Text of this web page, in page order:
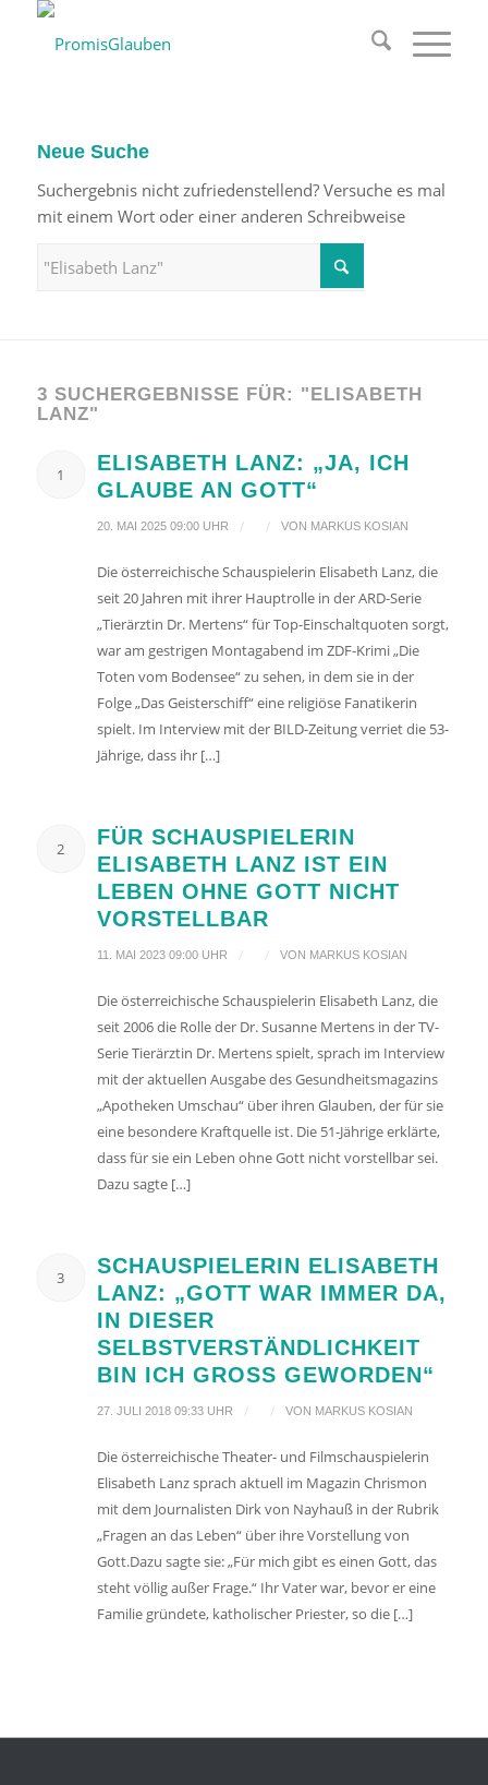
Neue Suche
Suchergebnis nicht zufriedenstellend? Versuche es mal
mit einem Wort oder einer anderen Schreibweise
3 SUCHERGEBNISSE FÜR: "ELISABETH
LANZ"
1
ELISABETH LANZ: „JA, ICH
GLAUBE AN GOTT“
20. MAI 2025 09:00 UHR / / VON MARKUS KOSIAN
Die österreichische Schauspielerin Elisabeth Lanz, die
seit 20 Jahren mit ihrer Hauptrolle in der ARD-Serie
„Tierärztin Dr. Mertens“ für Top-Einschaltquoten sorgt,
war am gestrigen Montagabend im ZDF-Krimi „Die
Toten vom Bodensee“ zu sehen, in dem sie in der
Folge „Das Geisterschiff“ eine religiöse Fanatikerin
spielt. Im Interview mit der BILD-Zeitung verriet die 53-
Jährige, dass ihr […]
2
FÜR SCHAUSPIELERIN
ELISABETH LANZ IST EIN
LEBEN OHNE GOTT NICHT
VORSTELLBAR
11. MAI 2023 09:00 UHR / / VON MARKUS KOSIAN
Die österreichische Schauspielerin Elisabeth Lanz, die
seit 2006 die Rolle der Dr. Susanne Mertens in der TV-
Serie Tierärztin Dr. Mertens spielt, sprach im Interview
mit der aktuellen Ausgabe des Gesundheitsmagazins
„Apotheken Umschau“ über ihren Glauben, der für sie
eine besondere Kraftquelle ist. Die 51-Jährige erklärte,
dass für sie ein Leben ohne Gott nicht vorstellbar sei.
Dazu sagte […]
3
SCHAUSPIELERIN ELISABETH
LANZ: „GOTT WAR IMMER DA,
IN DIESER
SELBSTVERSTÄNDLICHKEIT
BIN ICH GROSS GEWORDEN“
27. JULI 2018 09:33 UHR / / VON MARKUS KOSIAN
Die österreichische Theater- und Filmschauspielerin
Elisabeth Lanz sprach aktuell im Magazin Chrismon
mit dem Journalisten Dirk von Nayhauß in der Rubrik
„Fragen an das Leben“ über ihre Vorstellung von
Gott.Dazu sagte sie: „Für mich gibt es einen Gott, das
steht völlig ­außer Frage.“ Ihr Vater war, bevor er eine
Familie gründete, katholischer Priester, so die […]